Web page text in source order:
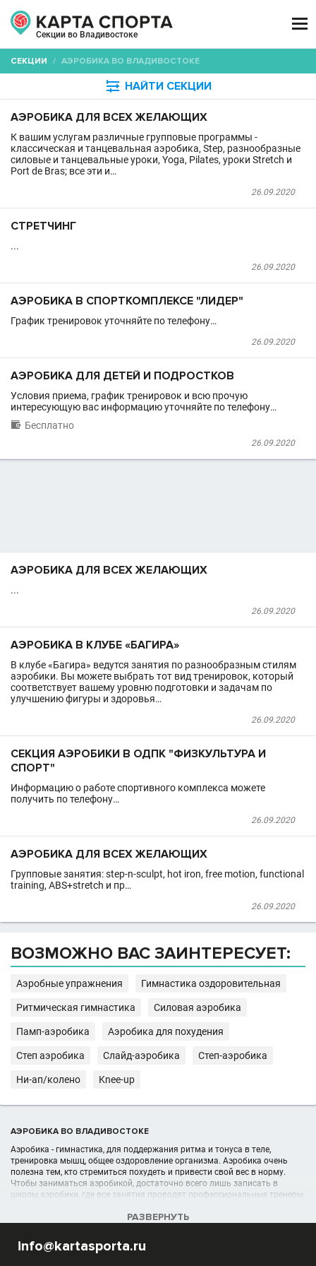
Секции во Владивостоке

СЕКЦИИ / АЭРОБИКА ВО ВЛАДИВОСТОКЕ
 НАЙТИ СЕКЦИИ
АЭРОБИКА ДЛЯ ВСЕХ ЖЕЛАЮЩИХ
К вашим услугам различные групповые программы -
классическая и танцевальная аэробика, Step, разнообразные
силовые и танцевальные уроки, Yoga, Pilates, уроки Stretch и
Port de Bras; все эти и…
26.09.2020
СТРЕТЧИНГ
...
26.09.2020
АЭРОБИКА В СПОРТКОМПЛЕКСЕ "ЛИДЕР"
График тренировок уточняйте по телефону…
26.09.2020
АЭРОБИКА ДЛЯ ДЕТЕЙ И ПОДРОСТКОВ
Условия приема, график тренировок и всю прочую
интересующую вас информацию уточняйте по телефону…
 Бесплатно
26.09.2020
АЭРОБИКА ДЛЯ ВСЕХ ЖЕЛАЮЩИХ
...
26.09.2020
АЭРОБИКА В КЛУБЕ «БАГИРА»
В клубе «Багира» ведутся занятия по разнообразным стилям
аэробики. Вы можете выбрать тот вид тренировок, который
соответствует вашему уровню подготовки и задачам по
улучшению фигуры и здоровья…
26.09.2020
СЕКЦИЯ АЭРОБИКИ В ОДПК "ФИЗКУЛЬТУРА И
СПОРТ"
Информацию о работе спортивного комплекса можете
получить по телефону…
26.09.2020
АЭРОБИКА ДЛЯ ВСЕХ ЖЕЛАЮЩИХ
Групповые занятия: step-n-sculpt, hot iron, free motion, functional
training, ABS+stretch и пр…
26.09.2020
ВОЗМОЖНО ВАС ЗАИНТЕРЕСУЕТ:
Аэробные упражнения Гимнастика оздоровительная
Ритмическая гимнастика Силовая аэробика
Памп-аэробика Аэробика для похудения
Степ аэробика Слайд-аэробика Степ-аэробика
Ни-ап/колено Knee-up
АЭРОБИКА ВО ВЛАДИВОСТОКЕ
Аэробика - гимнастика, для поддержания ритма и тонуса в теле,
тренировка мышц, общее оздоровление организма. Аэробика очень
полезна тем, кто стремиться похудеть и привести свой вес в норму.
Чтобы заниматься аэробикой, достаточно всего лишь записать в
школы аэробики, где все занятия проводят профессиональные тренеры,
ВЛАДИВОСТОКЕ
РАЗВЕРНУТЬ
info@kartasporta.ru